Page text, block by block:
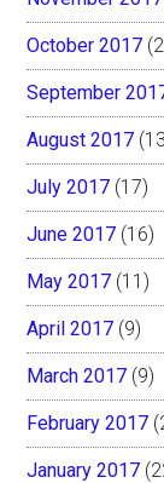
October 2017
September
August 2017
July 2017 (17)
June 2017 (16)
May 2017 (11)
April 2017 (9)
March 2017 (9)
February 2017
January 2017